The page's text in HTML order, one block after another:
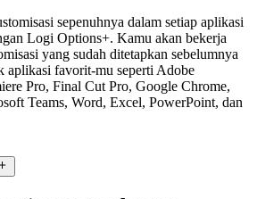
sepenuhnya dalam setiap aplikasi
Logi Options+. Kamu akan bekerja
yang sudah ditetapkan sebelumnya
aplikasi favorit-mu seperti Adobe
Pro, Final Cut Pro, Google Chrome,
Teams, Word, Excel, PowerPoint, dan